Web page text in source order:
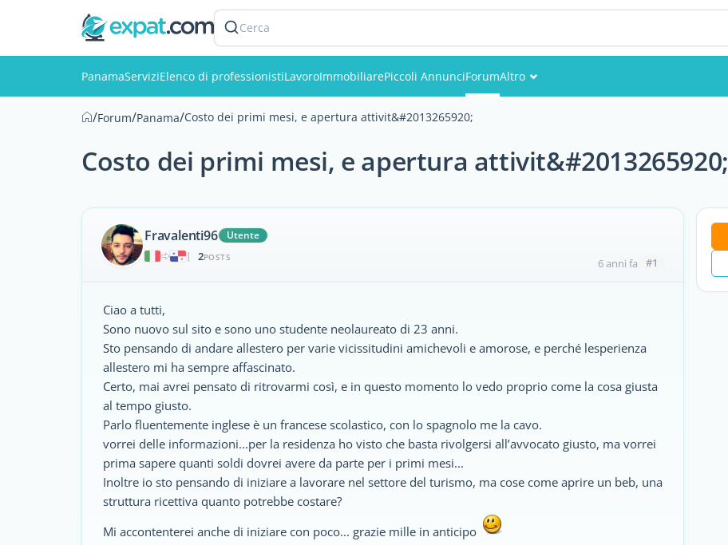
Cerca
PanamaServiziElenco di professionistiLavoroImmobiliarePiccoli AnnunciForumAltro
Utenti
/Forum/Panama/Costo dei primi mesi, e apertura attivit&#2013265920;
Costo dei primi mesi, e apertura attivit&#2013265920;
Fravalenti96
Utente
|
2POSTS 6 anni fa #1
Ciao a tutti,
Sono nuovo sul sito e sono uno studente neolaureato di 23 anni.
Sto pensando di andare allestero per varie vicissitudini amichevoli e amorose, e perché lesperienza
allestero mi ha sempre affascinato.
Certo, mai avrei pensato di ritrovarmi così, e in questo momento lo vedo proprio come la cosa giusta
al tempo giusto.
Parlo fluentemente inglese è un francese scolastico, con lo spagnolo me la cavo.
vorrei delle informazioni...per la residenza ho visto che basta rivolgersi all’avvocato giusto, ma vorrei
prima sapere quanti soldi dovrei avere da parte per i primi mesi...
Inoltre io sto pensando di iniziare a lavorare nel settore del turismo, ma cose come aprire un beb, una
struttura ricettiva quanto potrebbe costare?
Mi accontenterei anche di iniziare con poco... grazie mille in anticipo